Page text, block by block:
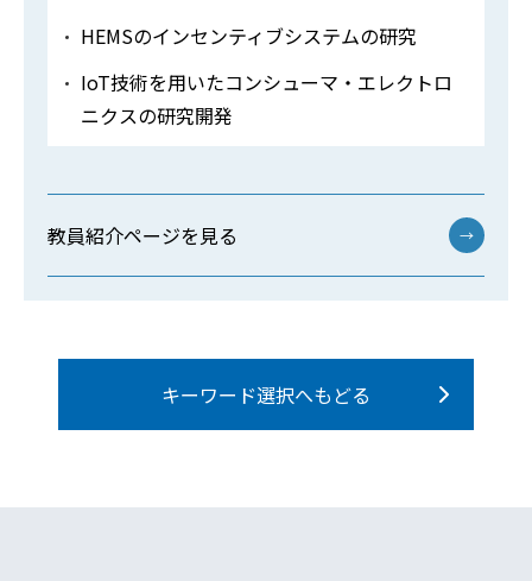
HEMSのインセンティブシステムの研究
IoT技術を用いたコンシューマ・エレクトロ
ニクスの研究開発
教員紹介ページを見る →
キーワード選択へもどる